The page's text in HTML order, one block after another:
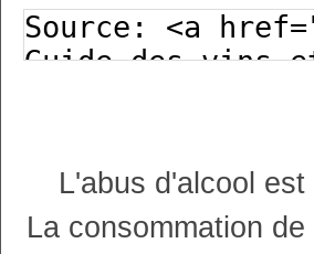
L'abus d'alcool
La consommation